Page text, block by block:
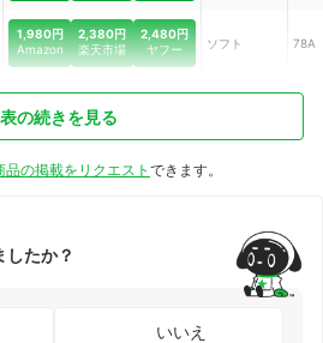
1,980円
Amazon
2,380円
楽天市場
2,480円
ヤフー
ソフト 78A
の続きを見る
品の掲載をリクエスト できます。
したか？
いいえ